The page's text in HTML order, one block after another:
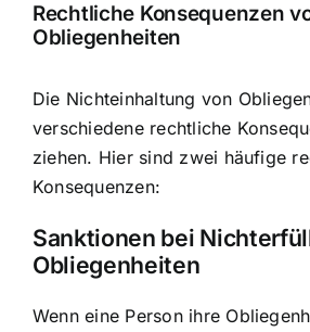
Rechtliche Konsequenzen
Obliegenheiten
Die Nichteinhaltung von
verschiedene rechtliche
ziehen. Hier sind zwei häufige
Konsequenzen:
Sanktionen bei
Obliegenheiten
Wenn eine Person ihre